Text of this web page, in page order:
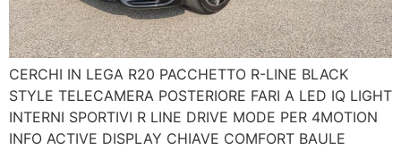
CERCHI IN LEGA R20 PACCHETTO R-LINE BLACK
STYLE TELECAMERA POSTERIORE FARI A LED IQ LIGHT
INTERNI SPORTIVI R LINE DRIVE MODE PER 4MOTION
INFO ACTIVE DISPLAY CHIAVE COMFORT BAULE